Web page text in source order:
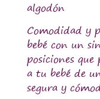
algodón
Comodidad y
bebé con un
posiciones
a tu bebé de
segura y